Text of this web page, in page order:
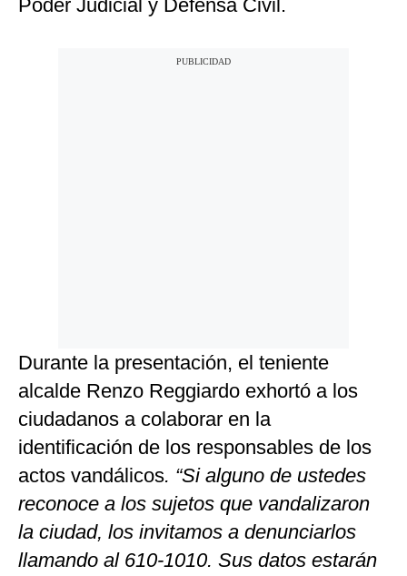
Poder Judicial y Defensa Civil.
Durante la presentación, el teniente
alcalde Renzo Reggiardo exhortó a los
ciudadanos a colaborar en la
identificación de los responsables de los
actos vandálicos. “Si alguno de ustedes
reconoce a los sujetos que vandalizaron
la ciudad, los invitamos a denunciarlos
llamando al 610-1010. Sus datos estarán